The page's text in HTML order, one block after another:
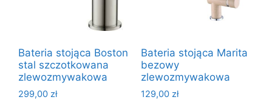
Bateria stojąca Boston
stal szczotkowana
zlewozmywakowa
299,00 zł
Bateria stojąca Marita
bezowy
zlewozmywakowa
129,00 zł